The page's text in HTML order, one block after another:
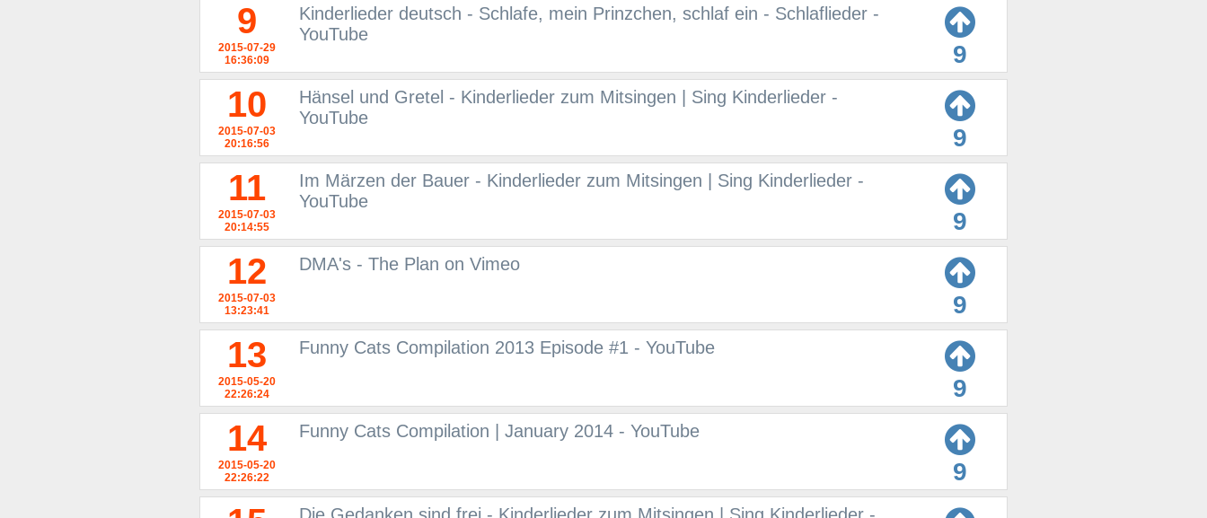
9
2015-07-29
16:36:09
Kinderlieder deutsch - Schlafe, mein Prinzchen, schlaf ein - Schlaflieder -
YouTube
9
10
2015-07-03
20:16:56
Hänsel und Gretel - Kinderlieder zum Mitsingen | Sing Kinderlieder -
YouTube
9
11
2015-07-03
20:14:55
Im Märzen der Bauer - Kinderlieder zum Mitsingen | Sing Kinderlieder -
YouTube
9
12
2015-07-03
13:23:41
DMA's - The Plan on Vimeo
9
13
2015-05-20
22:26:24
Funny Cats Compilation 2013 Episode #1 - YouTube
9
14
2015-05-20
22:26:22
Funny Cats Compilation | January 2014 - YouTube
9